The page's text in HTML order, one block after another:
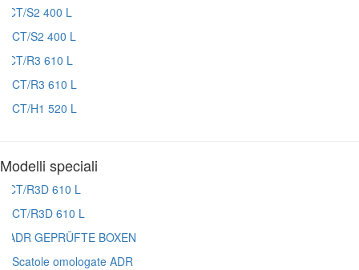
CT/S2 400 L
CT/R3 610 L
CT/H1 520 L
Modelli speciali
CT/R3D 610 L
Scatole omologate ADR